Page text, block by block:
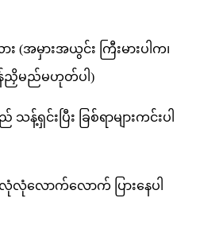
အမှားအယွင်း ကြီးမားပါက၊
ညှိမည်မဟုတ်ပါ)
င်းပြီး ခြစ်ရာများကင်းပါ
င် လုံလုံလောက်လောက် ပြားနေပါ